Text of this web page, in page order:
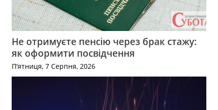
Не отримуєте пенсію через брак стажу:
як оформити посвідчення
П’ятниця, 7 Серпня, 2026